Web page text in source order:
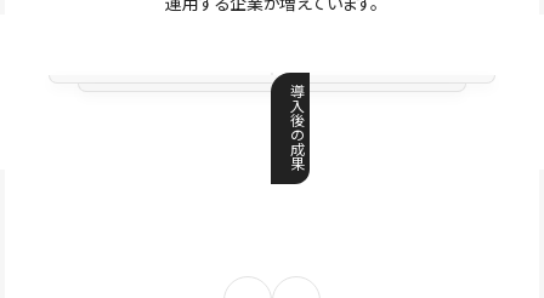
導
入
後
の
成
果